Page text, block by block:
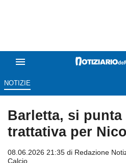
NOTIZIE
Barletta, si punta
trattativa per
08.06.2026 21:35 di Redazione
Calcio